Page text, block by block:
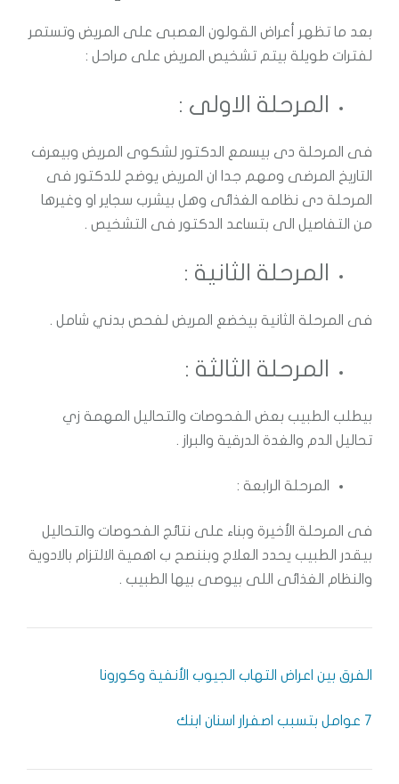
بعد ما تظهر أعراض القولون العصبى على المريض وتستمر
لفترات طويلة بيتم تشخيص المريض على مراحل :
المرحلة الاولى :
فى المرحلة دى بيسمع الدكتور لشكوى المريض وبيعرف
التاريخ المرضى ومهم جدا ان المريض يوضح للدكتور فى
المرحلة دى نظامه الغذائى وهل بيشرب سجاير او وغيرها
من التفاصيل الى بتساعد الدكتور فى التشخيص .
المرحلة الثانية :
فى المرحلة الثانية بيخضع المريض لفحص بدني شامل .
المرحلة الثالثة :
بيطلب الطبيب بعض الفحوصات والتحاليل المهمة زي
تحاليل الدم والغدة الدرقية والبراز .
المرحلة الرابعة :
فى المرحلة الأخيرة وبناء على نتائج الفحوصات والتحاليل
بيقدر الطبيب يحدد العلاج وبننصح ب اهمية الالتزام بالادوية
والنظام الغذائى اللى بيوصى بيها الطبيب .
الفرق بين اعراض التهاب الجيوب الأنفية وكورونا
7 عوامل بتسبب اصفرار اسنان ابنك